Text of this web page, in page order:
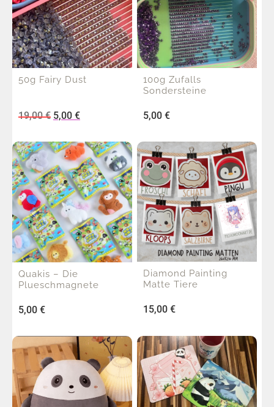
50g Fairy Dust
19,00€ 5,00 €
100g Zufalls
Sondersteine
5,00 €
Quakis – Die
Plueschmagnete
5,00 €
Diamond Painting
Matte Tiere
15,00 €